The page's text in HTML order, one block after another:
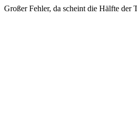
Großer Fehler, da scheint die Hälfte der